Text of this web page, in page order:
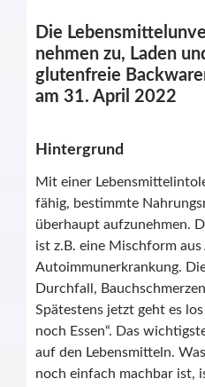
Die
nehmen zu, Laden
glutenfreie
am 31. April 2022
Hintergrund
Mit einer
fähig, bestimmte
überhaupt aufzunehmen.
ist z.B. eine Mischform aus
Autoimmunerkrankung.
Durchfall,
Spätestens jetzt geht es
noch Essen“. Das
auf den Lebensmitteln.
noch einfach machbar ist,